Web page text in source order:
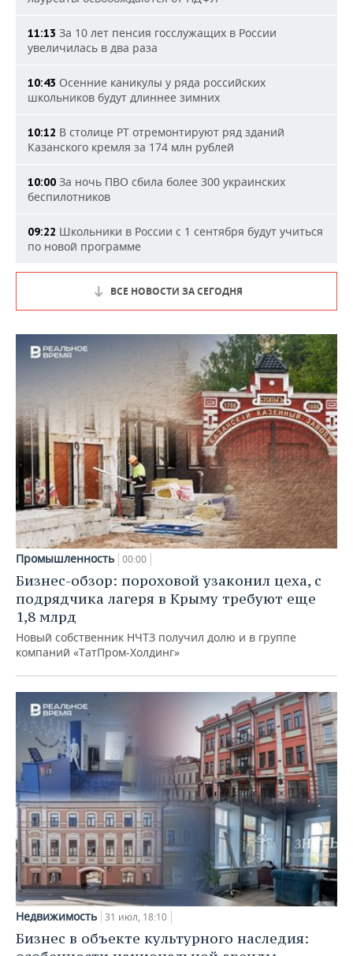
11:13 За 10 лет пенсия госслужащих в России
увеличилась в два раза
10:43 Осенние каникулы у ряда российских
школьников будут длиннее зимних
10:12 В столице РТ отремонтируют ряд зданий
Казанского кремля за 174 млн рублей
10:00 За ночь ПВО сбила более 300 украинских
беспилотников
09:22 Школьники в России с 1 сентября будут учиться
по новой программе
ВСЕ НОВОСТИ ЗА СЕГОДНЯ
Промышленность 00:00
Бизнес-обзор: пороховой узаконил цеха, с
подрядчика лагеря в Крыму требуют еще
1,8 млрд
Новый собственник НЧТЗ получил долю и в группе
компаний «ТатПром-Холдинг»
Недвижимость 31 июл, 18:10
Бизнес в объекте культурного наследия: